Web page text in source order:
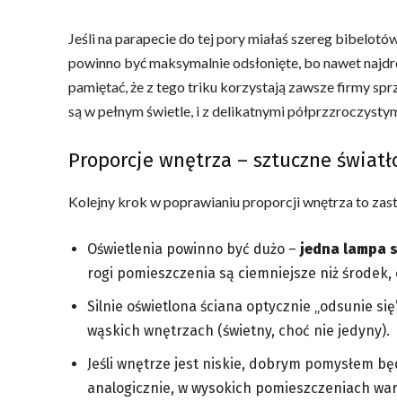
Jeśli na parapecie do tej pory miałaś szereg
powinno być maksymalnie odsłonięte, bo nawet
pamiętać, że z tego triku korzystają zawsze firmy
są w pełnym świetle, i z delikatnymi
Proporcje wnętrza – sztuczne
Kolejny krok w poprawianiu proporcji wnętrza to
Oświetlenia powinno być dużo – jedna lampa
rogi pomieszczenia są ciemniejsze niż
Silnie oświetlona ściana optycznie „odsunie
wąskich wnętrzach (świetny, choć nie jedyny).
Jeśli wnętrze jest niskie, dobrym pomysłem
analogicznie, w wysokich pomieszczeniach